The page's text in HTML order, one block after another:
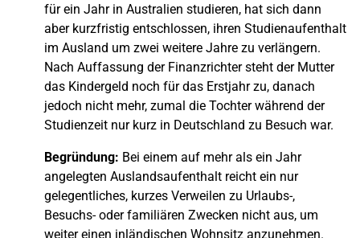
für ein Jahr in Australien studieren, hat sich dann
aber kurzfristig entschlossen, ihren Studienaufenthalt
im Ausland um zwei weitere Jahre zu verlängern.
Nach Auffassung der Finanzrichter steht der Mutter
das Kindergeld noch für das Erstjahr zu, danach
jedoch nicht mehr, zumal die Tochter während der
Studienzeit nur kurz in Deutschland zu Besuch war.
Begründung: Bei einem auf mehr als ein Jahr
angelegten Auslandsaufenthalt reicht ein nur
gelegentliches, kurzes Verweilen zu Urlaubs-,
Besuchs- oder familiären Zwecken nicht aus, um
weiter einen inländischen Wohnsitz anzunehmen.